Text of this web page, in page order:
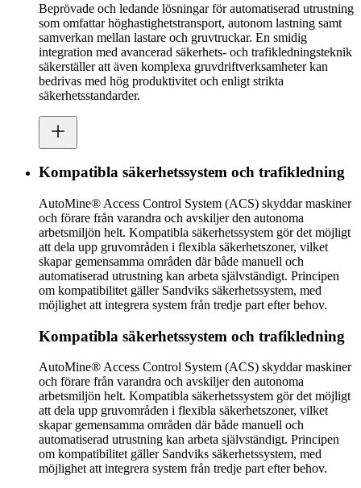
Beprövade och ledande lösningar för automatiserad utrustning
som omfattar höghastighetstransport, autonom lastning samt
samverkan mellan lastare och gruvtruckar. En smidig
integration med avancerad säkerhets- och trafikledningsteknik
säkerställer att även komplexa gruvdriftverksamheter kan
bedrivas med hög produktivitet och enligt strikta
säkerhetsstandarder.
Kompatibla säkerhetssystem och trafikledning
AutoMine® Access Control System (ACS) skyddar maskiner
och förare från varandra och avskiljer den autonoma
arbetsmiljön helt. Kompatibla säkerhetssystem gör det möjligt
att dela upp gruvområden i flexibla säkerhetszoner, vilket
skapar gemensamma områden där både manuell och
automatiserad utrustning kan arbeta självständigt. Principen
om kompatibilitet gäller Sandviks säkerhetssystem, med
möjlighet att integrera system från tredje part efter behov.
Kompatibla säkerhetssystem och trafikledning
AutoMine® Access Control System (ACS) skyddar maskiner
och förare från varandra och avskiljer den autonoma
arbetsmiljön helt. Kompatibla säkerhetssystem gör det möjligt
att dela upp gruvområden i flexibla säkerhetszoner, vilket
skapar gemensamma områden där både manuell och
automatiserad utrustning kan arbeta självständigt. Principen
om kompatibilitet gäller Sandviks säkerhetssystem, med
möjlighet att integrera system från tredje part efter behov.